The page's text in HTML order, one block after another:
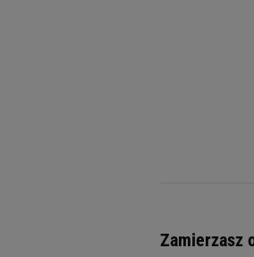
Zamierzasz